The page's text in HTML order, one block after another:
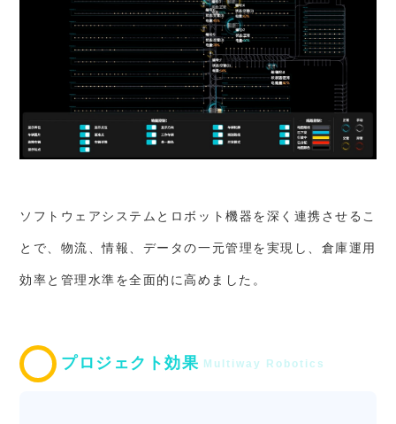
ソフトウェアシステムとロボット機器を深く連携させるこ
とで、物流、情報、データの一元管理を実現し、倉庫運用
効率と管理水準を全面的に高めました。
プロジェクト効果 Multiway Robotics